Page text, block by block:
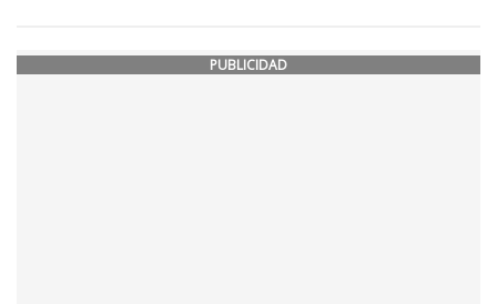
PUBLICIDAD